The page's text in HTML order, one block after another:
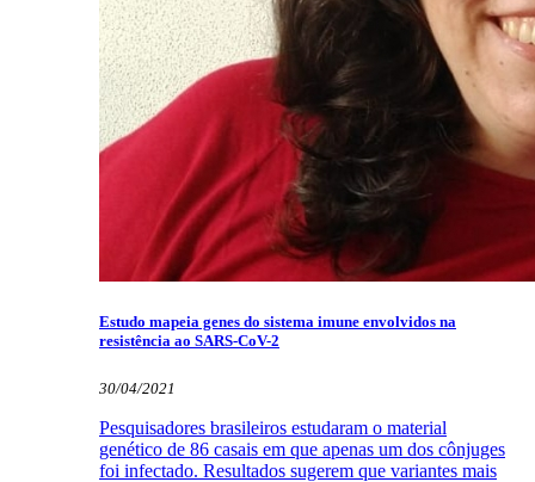
Estudo mapeia genes do sistema imune envolvidos na
resistência ao SARS-CoV-2
30/04/2021
Pesquisadores brasileiros estudaram o material
genético de 86 casais em que apenas um dos cônjuges
foi infectado. Resultados sugerem que variantes mais